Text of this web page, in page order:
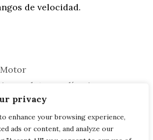
privacy
enhance your browsing experience,
ads or content, and analyze our
de velocidad.
Motor
plata paralímpica en su
redes BMW Connected
inteligente